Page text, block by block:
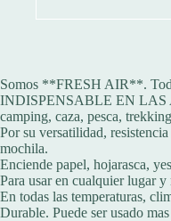
Somos **FRESH AIR**.
INDISPENSABLE EN
camping, caza, pesca,
Por su versatilidad,
mochila.
Enciende papel, hojarasca,
Para usar en cualquier lugar y
En todas las temperaturas,
Durable. Puede ser usado